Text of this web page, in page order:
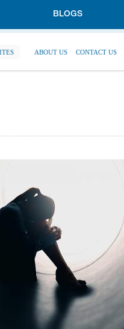
BLOGS
ABOUT US CONTACT US